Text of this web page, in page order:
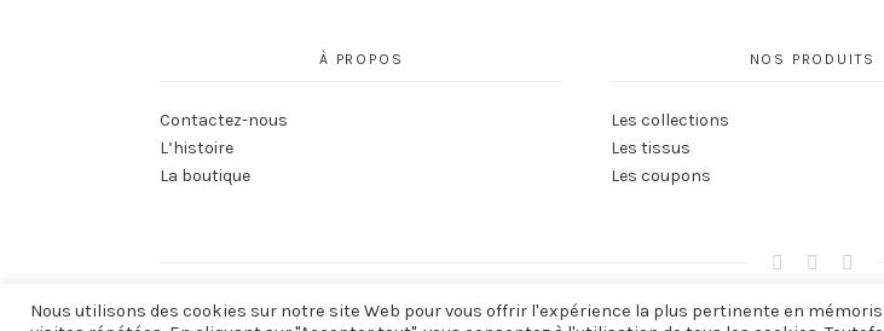
À PROPOS
Contactez-nous
L’histoire
La boutique
NOS PRODUITS
Les collections
Les tissus
Les coupons
Nous utilisons des cookies sur notre site Web pour vous offrir l'expérience la plus pertinente en